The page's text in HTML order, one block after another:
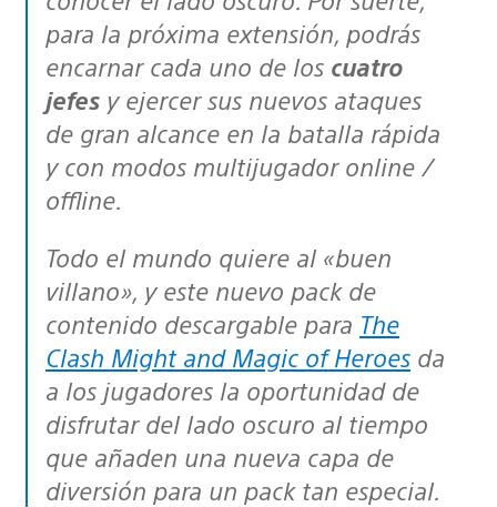
para la próxima extensión, podrás
encarnar cada uno de los cuatro
jefes y ejercer sus nuevos ataques
de gran alcance en la batalla rápida
y con modos multijugador online /
offline.
Todo el mundo quiere al «buen
villano», y este nuevo pack de
contenido descargable para The
Clash Might and Magic of Heroes da
a los jugadores la oportunidad de
disfrutar del lado oscuro al tiempo
que añaden una nueva capa de
diversión para un pack tan especial.